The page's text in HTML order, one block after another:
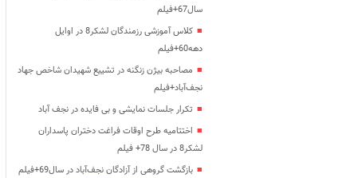
سال67+فیلم
کلاس آموزشی رزمندگان لشکر8 در اوایل
دهه60+فیلم
مصاحبه بیژن زنگنه در تشییع شهیدان شاخص جهاد
نجف‌آباد+فیلم
تکرار جلسات نمایشی و بی فایده در نجف آباد
اختتامیه طرح اوقات فراغت دختران پاسداران
لشکر8 در سال 78+ فیلم
بازگشت گروهی از آزادگان نجف‌آباد در سال69+فیلم